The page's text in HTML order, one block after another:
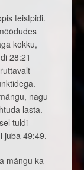
teistpidi.
kokku,
28:21
nagu
lasta.
tuldi
juba 49:49.
mängu ka